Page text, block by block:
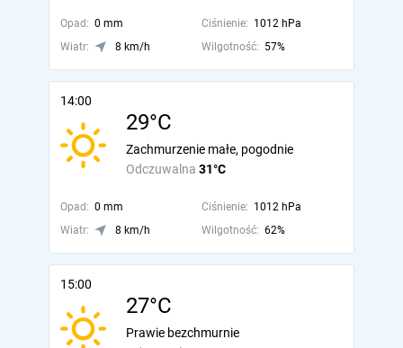
Opad: 0 mm Ciśnienie: 1012 hPa
Wiatr:
8 km/h Wilgotność: 57%
14:00
29°C
Odczuwalna 31°C
Zachmurzenie małe, pogodnie
Opad: 0 mm Ciśnienie: 1012 hPa
Wiatr:
8 km/h Wilgotność: 62%
15:00
27°C
Prawie bezchmurnie